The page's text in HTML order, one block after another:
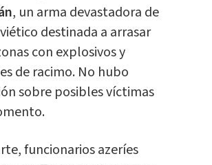
, un arma devastadora de
destinada a arrasar
con explosivos y
de racimo. No hubo
sobre posibles víctimas
funcionarios azeríes